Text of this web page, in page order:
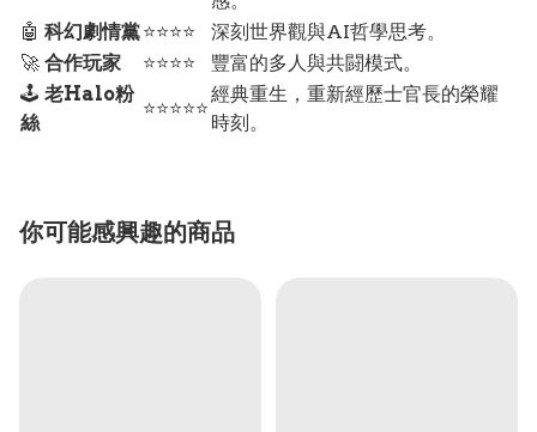
🤖 科幻劇情黨⭐⭐⭐⭐
深刻世界觀與AI哲學思考。
🚀 合作玩家 ⭐⭐⭐⭐
豐富的多人與共闘模式。
🕹️ 老Halo粉
絲
⭐⭐⭐⭐⭐
經典重生，重新經歷士官長的榮耀
時刻。
你可能感興趣的商品